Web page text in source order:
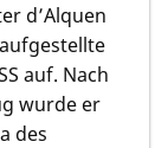
d’Alquen
auf. Nach
wurde er
des